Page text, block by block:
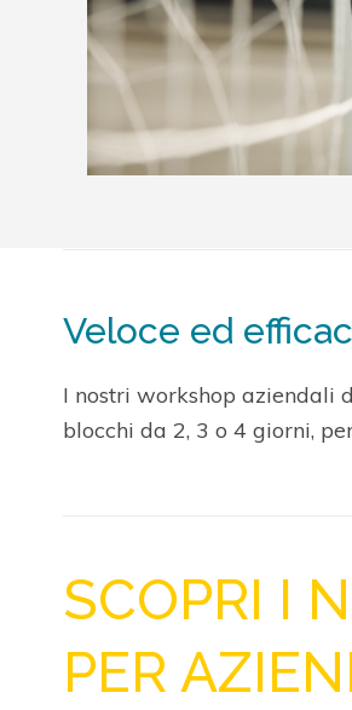
Veloce ed
I nostri workshop aziendali
blocchi da 2, 3 o 4 giorni,
SCOPRI I
PER